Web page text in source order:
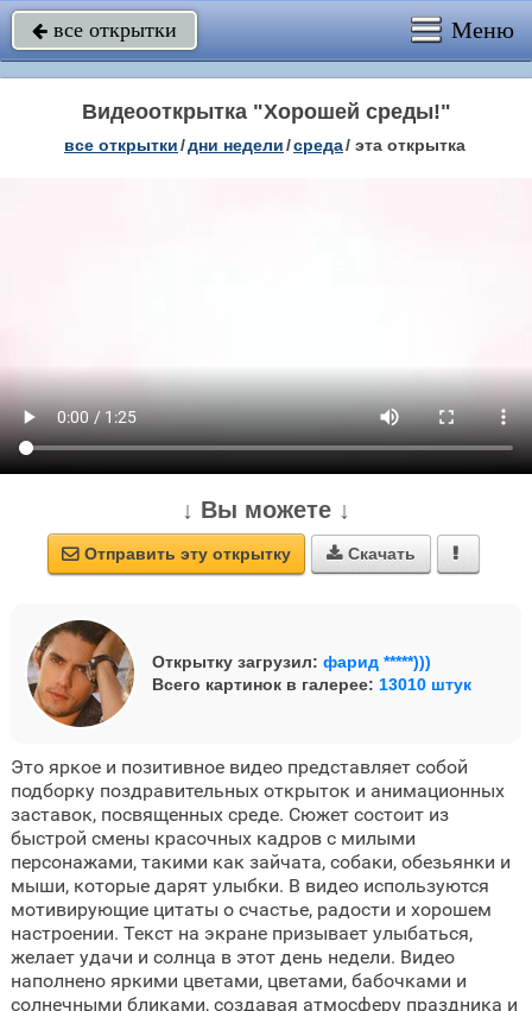
 все открытки Меню
Видеооткрытка "Хорошей среды!"
все открытки/дни недели/среда/ эта открытка
↓ Вы можете ↓
 Отправить эту открытку  Скачать 
Открытку загрузил: фарид *****)))
Всего картинок в галерее: 13010 штук
Это яркое и позитивное видео представляет собой
подборку поздравительных открыток и анимационных
заставок, посвященных среде. Сюжет состоит из
быстрой смены красочных кадров с милыми
персонажами, такими как зайчата, собаки, обезьянки и
мыши, которые дарят улыбки. В видео используются
мотивирующие цитаты о счастье, радости и хорошем
настроении. Текст на экране призывает улыбаться,
желает удачи и солнца в этот день недели. Видео
наполнено яркими цветами, цветами, бабочками и
солнечными бликами, создавая атмосферу праздника и